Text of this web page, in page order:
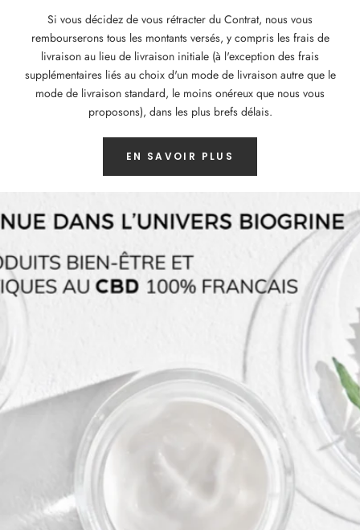
Si vous décidez de vous rétracter du Contrat, nous vous
rembourserons tous les montants versés, y compris les frais de
livraison au lieu de livraison initiale (à l'exception des frais
supplémentaires liés au choix d'un mode de livraison autre que le
mode de livraison standard, le moins onéreux que nous vous
proposons), dans les plus brefs délais.
EN SAVOIR PLUS